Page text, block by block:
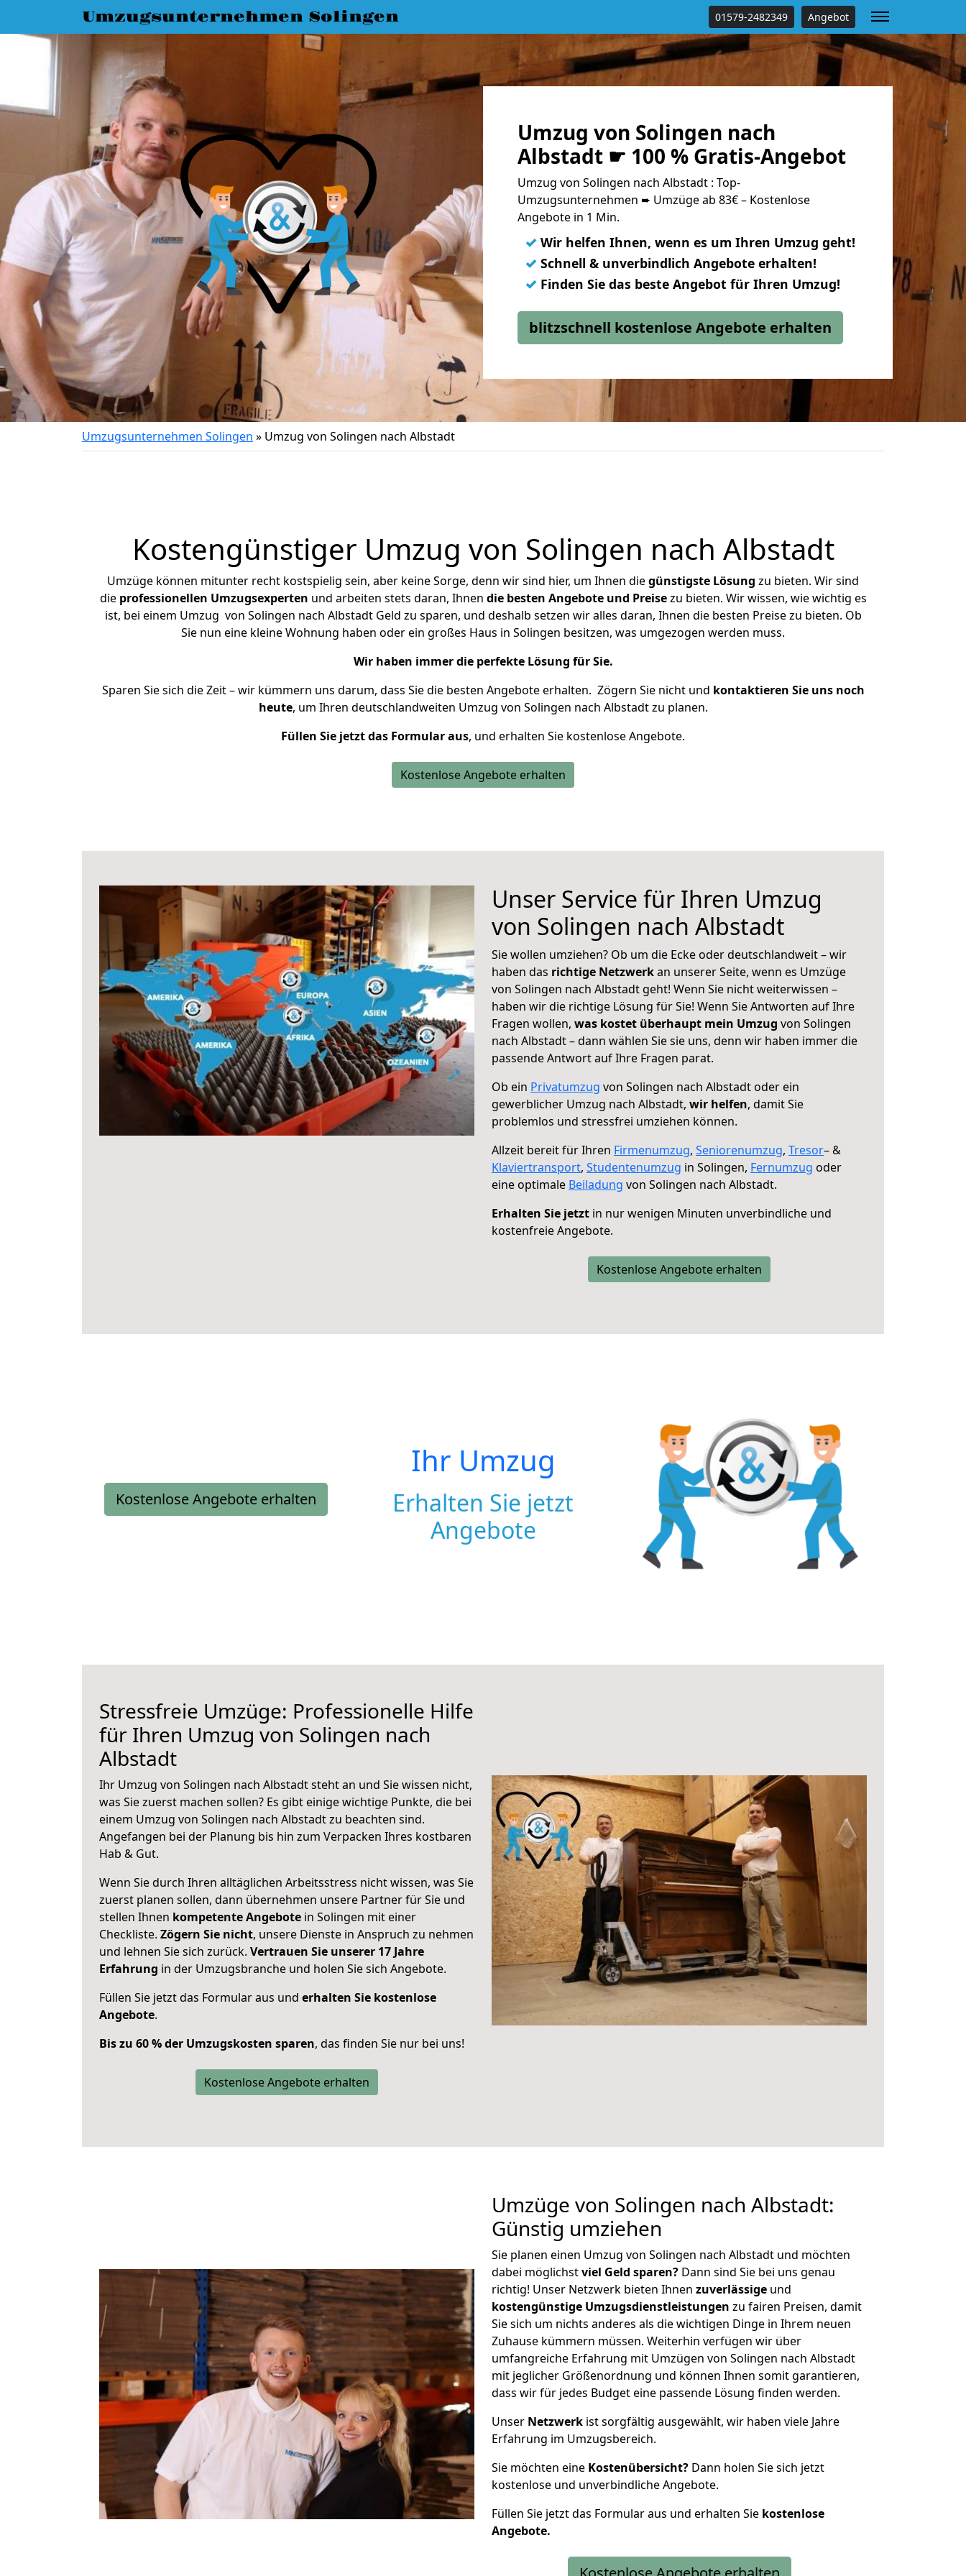
Umzugsunternehmen Solingen 01579-2482349 Angebot
Umzug von Solingen nach
Albstadt ☛ 100 % Gratis-Angebot
Umzug von Solingen nach Albstadt : Top-
Umzugsunternehmen ➨ Umzüge ab 83€ – Kostenlose
Angebote in 1 Min.
✓ Wir helfen Ihnen, wenn es um Ihren Umzug geht!
✓ Schnell & unverbindlich Angebote erhalten!
✓ Finden Sie das beste Angebot für Ihren Umzug!
blitzschnell kostenlose Angebote erhalten
Umzugsunternehmen Solingen » Umzug von Solingen nach Albstadt
Kostengünstiger Umzug von Solingen nach Albstadt
Umzüge können mitunter recht kostspielig sein, aber keine Sorge, denn wir sind hier, um Ihnen diegünstigste Lösung zu bieten. Wir sind
die professionellen Umzugsexperten und arbeiten stets daran, Ihnen die besten Angebote und Preisezu bieten. Wir wissen, wie wichtig es
ist, bei einem Umzug von Solingen nach Albstadt Geld zu sparen, und deshalb setzen wir alles daran, Ihnen die besten Preise zu bieten. Ob
Sie nun eine kleine Wohnung haben oder ein großes Haus in Solingen besitzen, was umgezogen werden muss.
Wir haben immer die perfekte Lösung für Sie.
Sparen Sie sich die Zeit – wir kümmern uns darum, dass Sie die besten Angebote erhalten. Zögern Sie nicht und kontaktieren Sie uns noch
heute, um Ihren deutschlandweiten Umzug von Solingen nach Albstadt zu planen.
Füllen Sie jetzt das Formular aus, und erhalten Sie kostenlose Angebote.
Kostenlose Angebote erhalten
Unser Service für Ihren Umzug
von Solingen nach Albstadt
Sie wollen umziehen? Ob um die Ecke oder deutschlandweit – wir
haben das richtige Netzwerkan unserer Seite, wenn es Umzüge
von Solingen nach Albstadt geht! Wenn Sie nicht weiterwissen –
haben wir die richtige Lösung für Sie! Wenn Sie Antworten auf Ihre
Fragen wollen, was kostet überhaupt mein Umzug von Solingen
nach Albstadt – dann wählen Sie sie uns, denn wir haben immer die
passende Antwort auf Ihre Fragen parat.
Ob ein Privatumzug von Solingen nach Albstadt oder ein
gewerblicher Umzug nach Albstadt, wir helfen, damit Sie
problemlos und stressfrei umziehen können.
Allzeit bereit für Ihren Firmenumzug, Seniorenumzug, Tresor– &
Klaviertransport, Studentenumzug in Solingen, Fernumzug oder
eine optimale Beiladung von Solingen nach Albstadt.
Erhalten Sie jetzt in nur wenigen Minuten unverbindliche und
kostenfreie Angebote.
Kostenlose Angebote erhalten
Kostenlose Angebote erhalten
Ihr Umzug
Erhalten Sie jetzt
Angebote
Stressfreie Umzüge: Professionelle Hilfe
für Ihren Umzug von Solingen nach
Albstadt
Ihr Umzug von Solingen nach Albstadt steht an und Sie wissen nicht,
was Sie zuerst machen sollen? Es gibt einige wichtige Punkte, die bei
einem Umzug von Solingen nach Albstadt zu beachten sind.
Angefangen bei der Planung bis hin zum Verpacken Ihres kostbaren
Hab & Gut.
Wenn Sie durch Ihren alltäglichen Arbeitsstress nicht wissen, was Sie
zuerst planen sollen, dann übernehmen unsere Partner für Sie und
stellen Ihnen kompetente Angebote in Solingen mit einer
Checkliste. Zögern Sie nicht, unsere Dienste in Anspruch zu nehmen
und lehnen Sie sich zurück. Vertrauen Sie unserer 17 Jahre
Erfahrung in der Umzugsbranche und holen Sie sich Angebote.
Füllen Sie jetzt das Formular aus und erhalten Sie kostenlose
Angebote.
Bis zu 60 % der Umzugskosten sparen, das finden Sie nur bei uns!
Kostenlose Angebote erhalten
Umzüge von Solingen nach Albstadt:
Günstig umziehen
Sie planen einen Umzug von Solingen nach Albstadt und möchten
dabei möglichstviel Geld sparen? Dann sind Sie bei uns genau
richtig! Unser Netzwerk bieten Ihnen zuverlässige und
kostengünstige Umzugsdienstleistungen zu fairen Preisen, damit
Sie sich um nichts anderes als die wichtigen Dinge in Ihrem neuen
Zuhause kümmern müssen. Weiterhin verfügen wir über
umfangreiche Erfahrung mit Umzügen von Solingen nach Albstadt
mit jeglicher Größenordnung und können Ihnen somit garantieren,
dass wir für jedes Budget eine passende Lösung finden werden.
Unser Netzwerk ist sorgfältig ausgewählt, wir haben viele Jahre
Erfahrung im Umzugsbereich.
Sie möchten eine Kostenübersicht? Dann holen Sie sich jetzt
kostenlose und unverbindliche Angebote.
Füllen Sie jetzt das Formular aus und erhalten Sie kostenlose
Angebote.